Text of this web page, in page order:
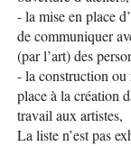
- la mise en place
de communiquer
(par l’art) des
- la construction ou
place à la création
travail aux artistes,
La liste n’est pas